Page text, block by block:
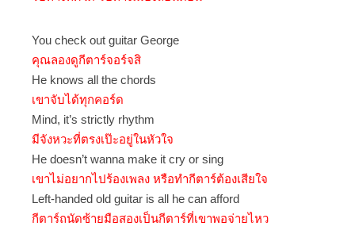
You check out guitar George
คุณลองดูกีตาร์จอร์จสิ
He knows all the chords
เขาจับได้ทุกคอร์ด
Mind, it’s strictly rhythm
มีจังหวะที่ตรงเป๊ะอยู่ในหัวใจ
He doesn’t wanna make it cry or sing
เขาไม่อยากไปร้องเพลง หรือทำกีตาร์ต้องเสียใจ
Left-handed old guitar is all he can afford
กีตาร์ถนัดซ้ายมือสองเป็นกีตาร์ที่เขาพอจ่ายไหว